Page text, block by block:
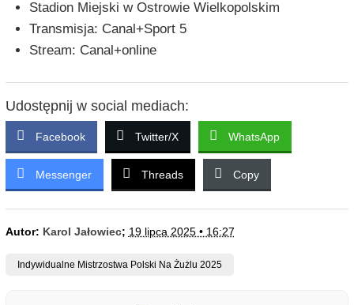
Stadion Miejski w Ostrowie Wielkopolskim
Transmisja: Canal+Sport 5
Stream: Canal+online
Udostępnij w social mediach:
Facebook Twitter/X WhatsApp
Messenger Threads Copy
Autor: Karol Jałowiec; 19 lipca 2025 • 16:27
Indywidualne Mistrzostwa Polski Na Żużlu 2025